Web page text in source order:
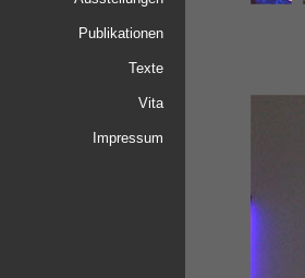
Publikationen
Texte
Vita
Impressum